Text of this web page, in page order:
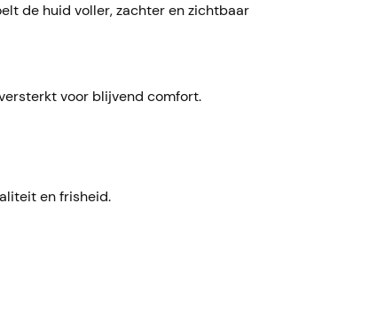
de huid voller, zachter en zichtbaar
voor blijvend comfort.
en frisheid.